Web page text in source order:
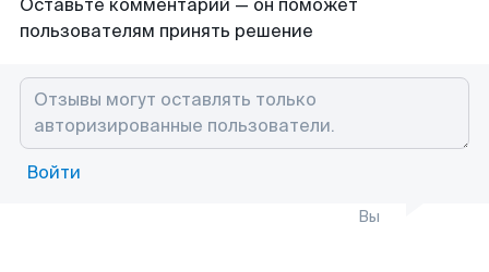
Оставьте комментарий — он поможет
пользователям принять решение
Войти
Вы